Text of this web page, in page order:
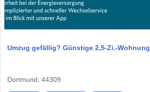
Umzug gefällig? Günstige 2,5-Zi.-Wohnung
Dortmund, 44309